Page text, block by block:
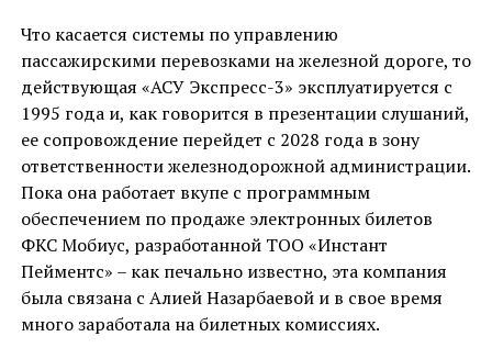
Что касается системы по управлению
пассажирскими перевозками на железной дороге, то
действующая «АСУ Экспресс-3» эксплуатируется с
1995 года и, как говорится в презентации слушаний,
ее сопровождение перейдет с 2028 года в зону
ответственности железнодорожной администрации.
Пока она работает вкупе с программным
обеспечением по продаже электронных билетов
ФКС Мобиус, разработанной ТОО «Инстант
Пейментс» – как печально известно, эта компания
была связана с Алией Назарбаевой и в свое время
много заработала на билетных комиссиях.